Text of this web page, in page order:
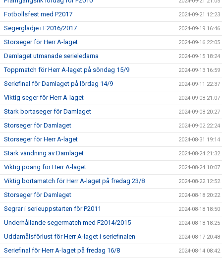
Fotbollsfest med P2017 2024-09-21 12:23
Segerglädje i F2016/2017 2024-09-19 16:46
Storseger för Herr A-laget 2024-09-16 22:05
Damlaget utmanade serieledarna 2024-09-15 18:24
Toppmatch för Herr A-laget på söndag 15/9 2024-09-13 16:59
Seriefinal för Damlaget på lördag 14/9 2024-09-11 22:37
Viktig seger för Herr A-laget 2024-09-08 21:07
Stark bortaseger för Damlaget 2024-09-08 20:27
Storseger för Damlaget 2024-09-02 22:24
Storseger för Herr A-laget 2024-08-31 19:14
Stark vändning av Damlaget 2024-08-24 21:32
Viktig poäng för Herr A-laget 2024-08-24 10:07
Viktig bortamatch för Herr A-laget på fredag 23/8 2024-08-22 12:52
Storseger för Damlaget 2024-08-18 20:22
Segrar i serieuppstarten för P2011 2024-08-18 18:50
Underhållande segermatch med F2014/2015 2024-08-18 18:25
Uddamålsförlust för Herr A-laget i seriefinalen 2024-08-17 20:48
Seriefinal för Herr A-laget på fredag 16/8 2024-08-14 08:42